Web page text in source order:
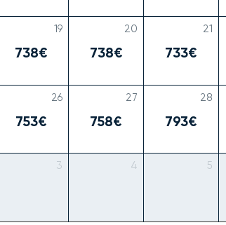
738€ 738€ 733€
753€ 758€ 793€
19 20 21
26 27 28
3 4 5